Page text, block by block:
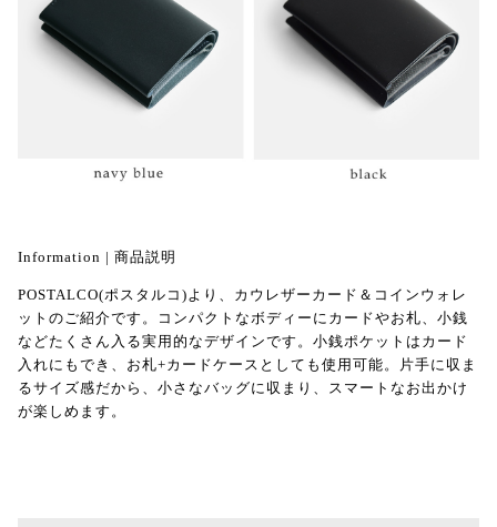
Information | 商品説明
POSTALCO(ポスタルコ)より、カウレザーカード＆コインウォレ
ットのご紹介です。コンパクトなボディーにカードやお札、小銭
などたくさん入る実用的なデザインです。小銭ポケットはカード
入れにもでき、お札+カードケースとしても使用可能。片手に収ま
るサイズ感だから、小さなバッグに収まり、スマートなお出かけ
が楽しめます。